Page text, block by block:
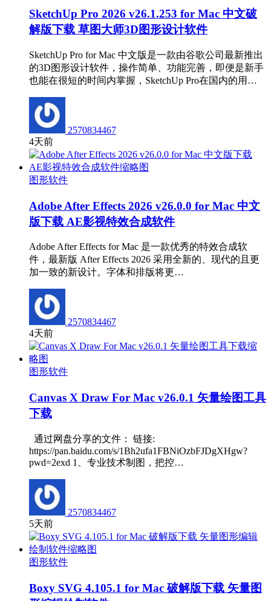
SketchUp Pro 2026 v26.1.253 for Mac 中文破
解版下载 草图大师3D图形设计软件
SketchUp Pro for Mac 中文版是一款由谷歌公司最新推出
的3D图形设计软件，操作简单、功能完善，即便是新手
也能在很短的时间内掌握，SketchUp Pro在国内的用…
2570834467
4天前
图形软件
Adobe After Effects 2026 v26.0.0 for Mac 中文
版下载 AE影视特效合成软件
Adobe After Effects for Mac 是一款优秀的特效合成软
件，最新版 After Effects 2026 采用全新的、现代的且更
加一致的新设计。字体和排版将更…
2570834467
4天前
图形软件
Canvas X Draw For Mac v26.0.1 矢量绘图工具
下载
通过网盘分享的文件： 链接:
https://pan.baidu.com/s/1Bh2ufa1FBNiOzbFJDgXHgw?
pwd=2exd 1、专业技术制图，把控…
2570834467
5天前
图形软件
Boxy SVG 4.105.1 for Mac 破解版下载 矢量图